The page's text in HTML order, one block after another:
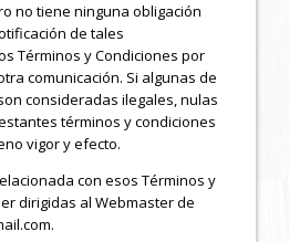
no tiene ninguna obligación
de tales
Términos y Condiciones por
comunicación. Si algunas de
consideradas ilegales, nulas
términos y condiciones
vigor y efecto.
con esos Términos y
dirigidas al Webmaster de